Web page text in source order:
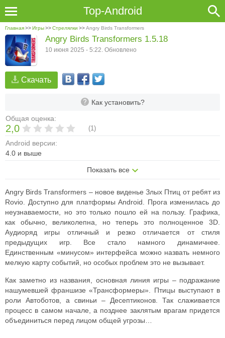
Top-Android
Главная>>Игры>>Стрелялки >>Angry Birds Transformers
Скачать
Как установить?
Общая оценка:
2,0 (1)
Android версии:
4.0 и выше
Показать все
Angry Birds Transformers 1.5.18
10 июня 2025 - 5:22. Обновлено
Angry Birds Transformers – новое виденье Злых Птиц от ребят из
Rovio. Доступно для платформы Android. Прога изменилась до
неузнаваемости, но это только пошло ей на пользу. Графика,
как обычно, великолепна, но теперь это полноценное 3D.
Аудиоряд игры отличный и резко отличается от стиля
предыдущих игр. Все стало намного динамичнее.
Единственным «минусом» интерфейса можно назвать немного
мелкую карту событий, но особых проблем это не вызывает.
Как заметно из названия, основная линия игры – подражание
нашумевшей франшизе «Трансформеры». Птицы выступают в
роли Автоботов, а свиньи – Десептиконов. Так слаживается
процесс в самом начале, а позднее заклятым врагам придется
объединиться перед лицом общей угрозы…